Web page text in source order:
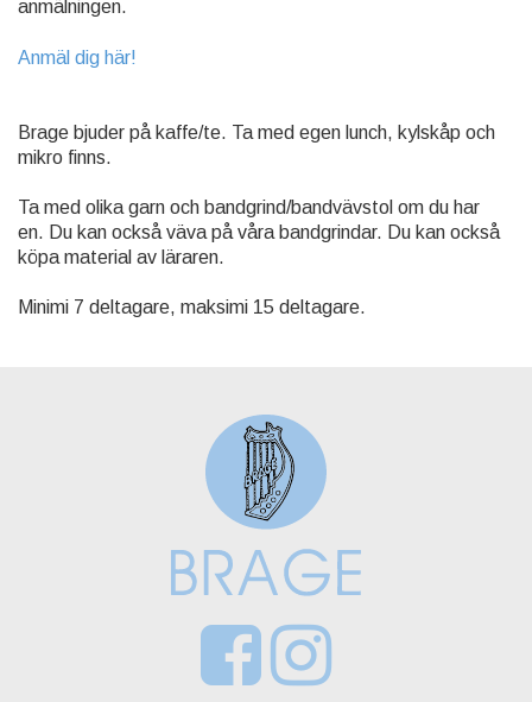
anmälningen.
Anmäl dig här!
Brage bjuder på kaffe/te. Ta med egen lunch, kylskåp och
mikro finns.
Ta med olika garn och bandgrind/bandvävstol om du har
en. Du kan också väva på våra bandgrindar. Du kan också
köpa material av läraren.
Minimi 7 deltagare, maksimi 15 deltagare.